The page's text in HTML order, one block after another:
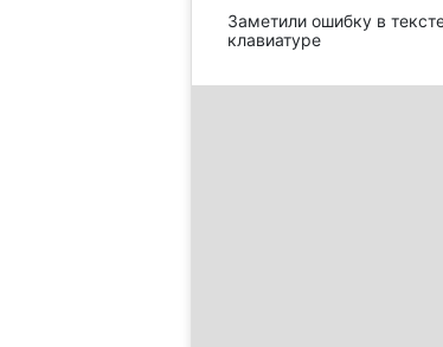
Заметили ошибку в
клавиатуре